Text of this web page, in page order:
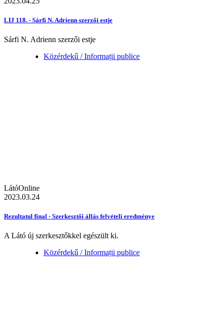
LIJ 118. - Sárfi N. Adrienn szerzői estje
Sárfi N. Adrienn szerzői estje
Közérdekű / Informații publice
LátóOnline
2023.03.24
Rezultatul final - Szerkesztői állás felvételi eredménye
A Látó új szerkesztőkkel egészült ki.
Közérdekű / Informații publice